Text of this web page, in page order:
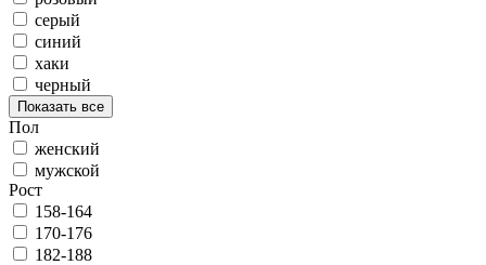
серый
синий
хаки
черный
Показать все
Пол
женский
мужской
Рост
158-164
170-176
182-188